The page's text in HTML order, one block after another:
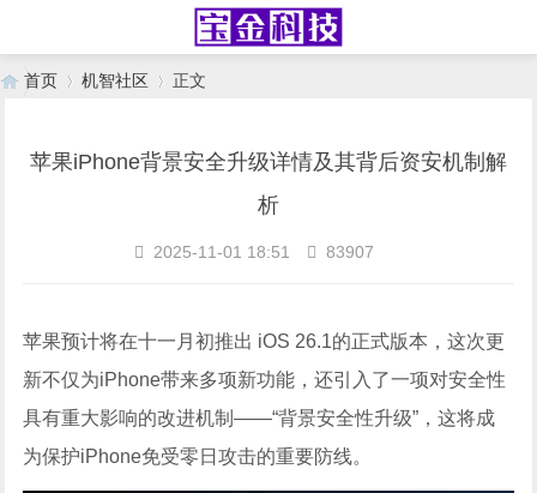
首页 机智社区 正文
苹果iPhone背景安全升级详情及其背后资安机制解
析
2025-11-01 18:51 83907
苹果预计将在十一月初推出 iOS 26.1的正式版本，这次更
新不仅为iPhone带来多项新功能，还引入了一项对安全性
具有重大影响的改进机制——“背景安全性升级”，这将成
为保护iPhone免受零日攻击的重要防线。